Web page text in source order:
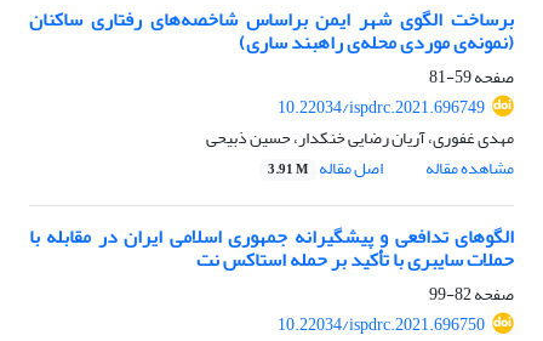
برساخت الگوی شهر ایمن براساس شاخصه‌های رفتاری ساکنان
(نمونه‌ی موردی محله‌ی راهبند ساری)
صفحه59-81
10.22034/ispdrc.2021.696749
مهدی غفوری، آریان رضایی خنکدار، حسین ذبیحی
مشاهده مقاله
اصل مقاله 3.91 M
الگوهای تدافعی و پیشگیرانه جمهوری اسلامی ایران در مقابله با
حملات سایبری با تأکید بر حمله استاکس نت
صفحه82-99
10.22034/ispdrc.2021.696750